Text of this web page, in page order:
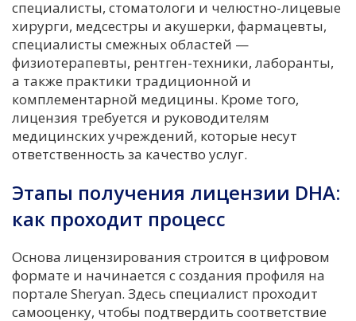
специалисты, стоматологи и челюстно-лицевые
хирурги, медсестры и акушерки, фармацевты,
специалисты смежных областей —
физиотерапевты, рентген-техники, лаборанты,
а также практики традиционной и
комплементарной медицины. Кроме того,
лицензия требуется и руководителям
медицинских учреждений, которые несут
ответственность за качество услуг.
Этапы получения лицензии DHA:
как проходит процесс
Основа лицензирования строится в цифровом
формате и начинается с создания профиля на
портале Sheryan. Здесь специалист проходит
самооценку, чтобы подтвердить соответствие